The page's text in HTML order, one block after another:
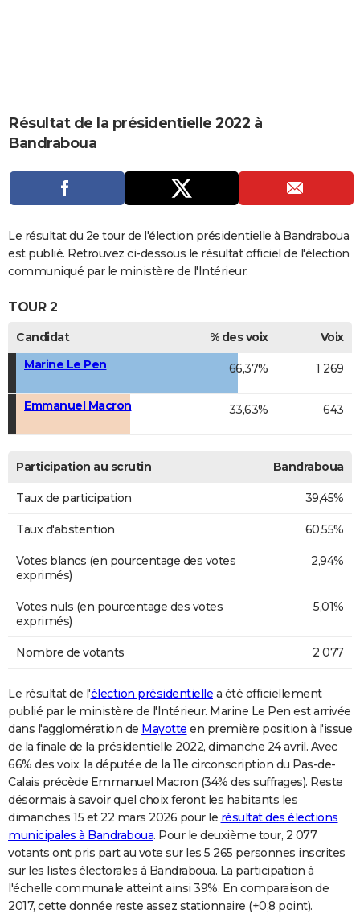
CARTE DE VOEUX
Carte de Noël
Carte Bonne année
Carte Saint-Valentin
Carte Pâques
Carte d'anniversaire
DICTIONNAIRE
Dictionnaire
Biographies
Expressions
Proverbes
PROGRAMME TV
S'inscrire
Se connecter
Lycées
Collèges
Primaires
Universités
Entreprises
Service militaire
Avis de recherche
AVIS DE DÉCÈS
Bricolage
Lifestyle
Culture
Sport
Auto
Television
Voyage
Cinema
Résultat de la présidentielle 2022 à
Bandraboua
Le résultat du 2e tour de l'élection présidentielle à Bandraboua
est publié. Retrouvez ci-dessous le résultat officiel de l'élection
communiqué par le ministère de l'Intérieur.
TOUR 2
Candidat % des voix
Voix
Marine Le Pen
66,37% 1 269
Emmanuel Macron 33,63% 643
Participation au scrutin Bandraboua
Taux de participation 39,45%
Taux d'abstention 60,55%
Votes blancs (en pourcentage des votes
exprimés)
2,94%
Votes nuls (en pourcentage des votes
exprimés)
5,01%
Nombre de votants 2 077
Le résultat de l'élection présidentielle a été officiellement
publié par le ministère de l'Intérieur. Marine Le Pen est arrivée
dans l'agglomération de Mayotte en première position à l'issue
de la finale de la présidentielle 2022, dimanche 24 avril. Avec
66% des voix, la députée de la 11e circonscription du Pas-de-
Calais précède Emmanuel Macron (34% des suffrages). Reste
désormais à savoir quel choix feront les habitants les
dimanches 15 et 22 mars 2026 pour le résultat des élections
municipales à Bandraboua. Pour le deuxième tour, 2 077
votants ont pris part au vote sur les 5 265 personnes inscrites
sur les listes électorales à Bandraboua. La participation à
l'échelle communale atteint ainsi 39%. En comparaison de
2017, cette donnée reste assez stationnaire (+0,8 point).